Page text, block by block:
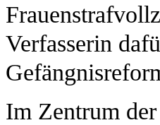
Verfasserin
Im Zentrum